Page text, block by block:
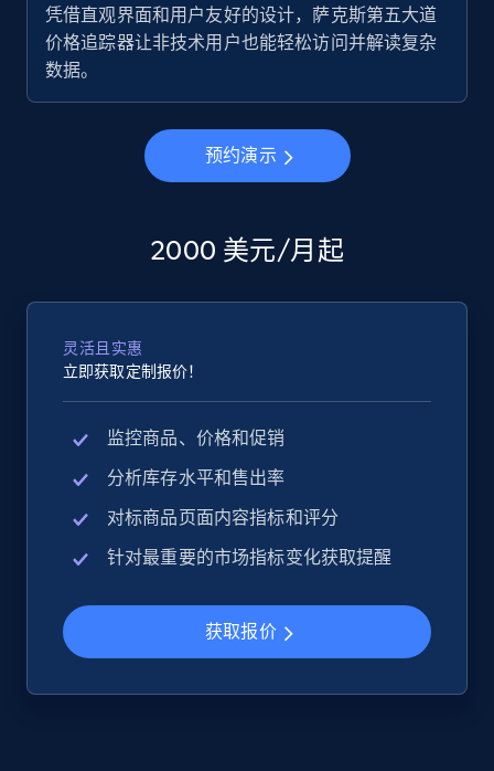
凭借直观界面和用户友好的设计，萨克斯第五大道
价格追踪器让非技术用户也能轻松访问并解读复杂
数据。
预约演示
2000 美元/月起
灵活且实惠
立即获取定制报价！
监控商品、价格和促销
分析库存水平和售出率
对标商品页面内容指标和评分
针对最重要的市场指标变化获取提醒
获取报价